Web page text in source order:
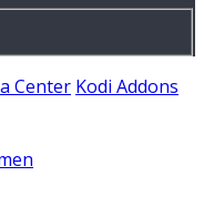
Center Kodi Addons